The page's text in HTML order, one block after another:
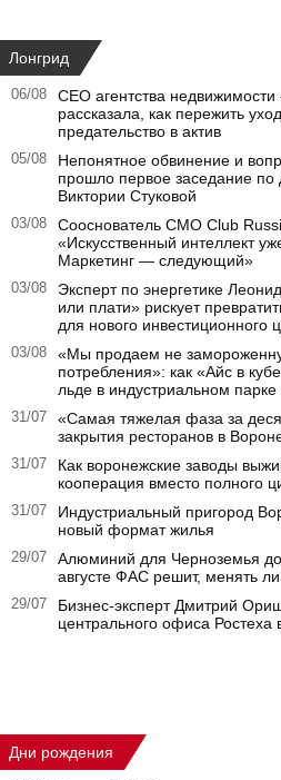
Лонгрид
06/08
CEO агентства
рассказала, как пережить
предательство в актив
05/08
Непонятное обвинение и
прошло первое заседание по
Виктории Стуковой
03/08
Сооснователь CMO Club
«Искусственный интеллект
Маркетинг — следующий»
03/08
Эксперт по энергетике
или плати» рискует
для нового инвестиционного
03/08
«Мы продаем не
потребления»: как «Айс в
льде в индустриальном
31/07
«Самая тяжелая фаза за
закрытия ресторанов в
31/07
Как воронежские заводы
кооперация вместо полного
31/07
Индустриальный пригород
новый формат жилья
29/07
Алюминий для Черноземья
августе ФАС решит, менять
29/07
Бизнес-эксперт Дмитрий
центрального офиса
Дни рождения